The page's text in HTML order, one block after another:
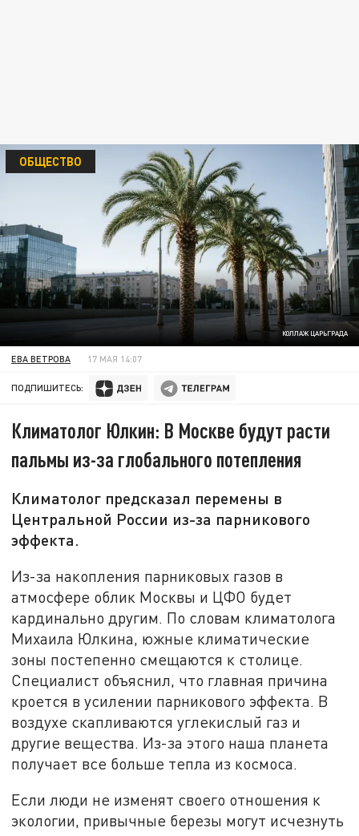
КОЛЛАЖ ЦАРЬГРАДА
ОБЩЕСТВО
ЕВА ВЕТРОВА 17 МАЯ 14:07
ПОДПИШИТЕСЬ:
Климатолог Юлкин: В Москве будут расти
пальмы из-за глобального потепления
Климатолог предсказал перемены в
Центральной России из-за парникового
эффекта.
Из-за накопления парниковых газов в
атмосфере облик Москвы и ЦФО будет
кардинально другим. По словам климатолога
Михаила Юлкина, южные климатические
зоны постепенно смещаются к столице.
Специалист объяснил, что главная причина
кроется в усилении парникового эффекта. В
воздухе скапливаются углекислый газ и
другие вещества. Из-за этого наша планета
получает все больше тепла из космоса.
Если люди не изменят своего отношения к
экологии, привычные березы могут исчезнуть